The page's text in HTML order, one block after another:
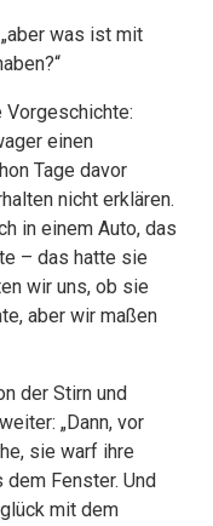
was ist mit
Vorgeschichte:
einen
Tage davor
nicht erklären.
in einem Auto, das
– das hatte sie
wir uns, ob sie
aber wir maßen
der Stirn und
„Dann, vor
sie warf ihre
dem Fenster. Und
mit dem